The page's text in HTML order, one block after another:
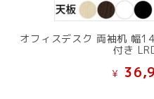
オフィスデスク 両袖机 幅
付き
¥